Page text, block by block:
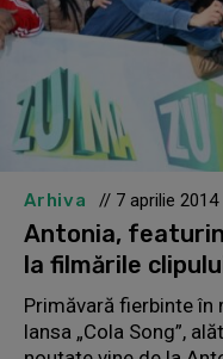
Arhiva // 7 aprilie 2014
Antonia,
la filmările
Primăvară fierbinte în
lansa „Cola Song”,